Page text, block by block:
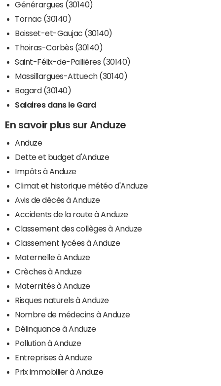
Générargues (30140)
Tornac (30140)
Boisset-et-Gaujac (30140)
Thoiras-Corbès (30140)
Saint-Félix-de-Pallières (30140)
Massillargues-Attuech (30140)
Bagard (30140)
Salaires dans le Gard
En savoir plus sur Anduze
Anduze
Dette et budget d'Anduze
Impôts à Anduze
Climat et historique météo d'Anduze
Avis de décès à Anduze
Accidents de la route à Anduze
Classement des collèges à Anduze
Classement lycées à Anduze
Maternelle à Anduze
Crèches à Anduze
Maternités à Anduze
Risques naturels à Anduze
Nombre de médecins à Anduze
Délinquance à Anduze
Pollution à Anduze
Entreprises à Anduze
Prix immobilier à Anduze